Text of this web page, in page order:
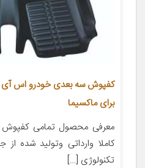
برای ماکسیما
کاملا وارداتی وتولید شده
تکنولوژی […]